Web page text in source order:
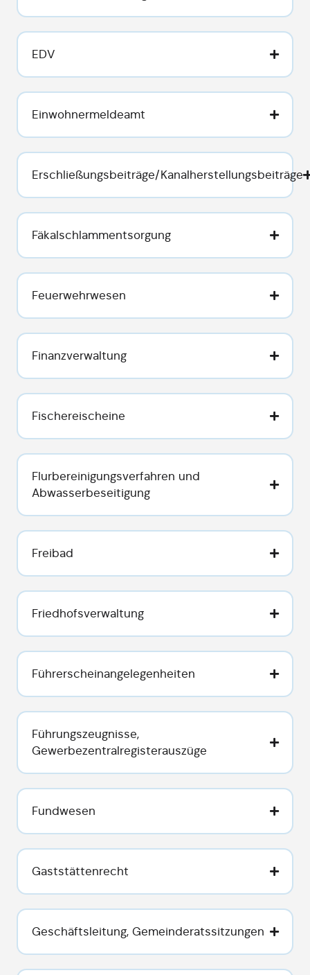
EDV
Einwohnermeldeamt
Erschließungsbeiträge/Kanalherstellungsbeiträge
Fäkalschlammentsorgung
Feuerwehrwesen
Finanzverwaltung
Fischereischeine
Flurbereinigungsverfahren und
Abwasserbeseitigung
Freibad
Friedhofsverwaltung
Führerscheinangelegenheiten
Führungszeugnisse,
Gewerbezentralregisterauszüge
Fundwesen
Gaststättenrecht
Geschäftsleitung, Gemeinderatssitzungen